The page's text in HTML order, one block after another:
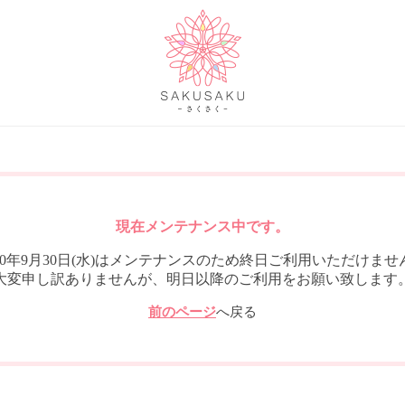
現在メンテナンス中です。
年9月30日(水)はメンテナンスのため終日ご利用いただけませ
変申し訳ありませんが、明日以降のご利用をお願い致します
前のページへ戻る